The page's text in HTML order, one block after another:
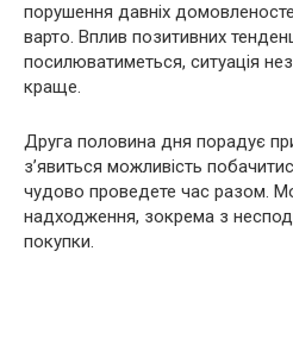
порушення давніх
варто. Вплив позитивних
посилюватиметься, ситуація
краще.
Друга половина дня порадує
з’явиться можливість
чудово проведете час разом.
надходження, зокрема з
покупки.